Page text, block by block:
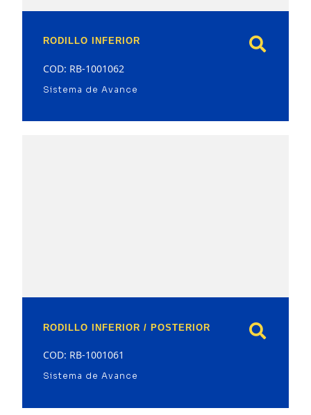
RODILLO INFERIOR
COD: RB-1001062
Sistema de Avance
RODILLO INFERIOR / POSTERIOR
COD: RB-1001061
Sistema de Avance